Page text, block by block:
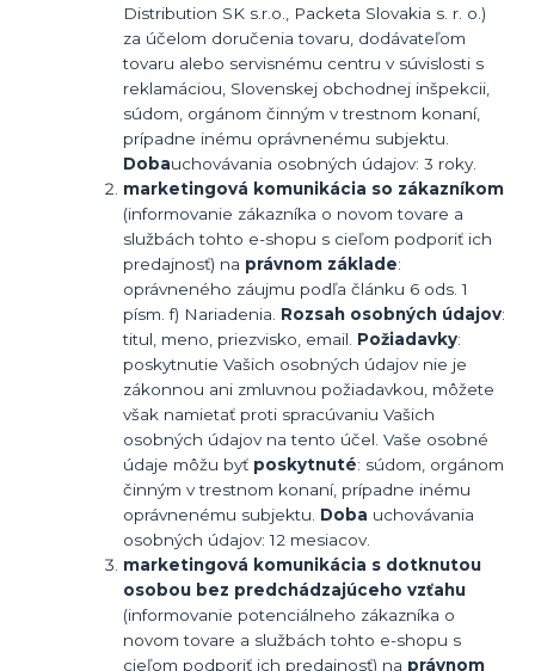
Distribution SK s.r.o., Packeta Slovakia s. r. o.)
za účelom doručenia tovaru, dodávateľom
tovaru alebo servisnému centru v súvislosti s
reklamáciou, Slovenskej obchodnej inšpekcii,
súdom, orgánom činným v trestnom konaní,
prípadne inému oprávnenému subjektu.
Dobauchovávania osobných údajov: 3 roky.
marketingová komunikácia so zákazníkom
(informovanie zákazníka o novom tovare a
službách tohto e-shopu s cieľom podporiť ich
predajnosť) na právnom základe:
oprávneného záujmu podľa článku 6 ods. 1
písm. f) Nariadenia. Rozsah osobných údajov:
titul, meno, priezvisko, email. Požiadavky:
poskytnutie Vašich osobných údajov nie je
zákonnou ani zmluvnou požiadavkou, môžete
však namietať proti spracúvaniu Vašich
osobných údajov na tento účel. Vaše osobné
údaje môžu byť poskytnuté: súdom, orgánom
činným v trestnom konaní, prípadne inému
oprávnenému subjektu. Doba uchovávania
osobných údajov: 12 mesiacov.
marketingová komunikácia s dotknutou
osobou bez predchádzajúceho vzťahu
(informovanie potenciálneho zákazníka o
novom tovare a službách tohto e-shopu s
cieľom podporiť ich predajnosť) na právnom